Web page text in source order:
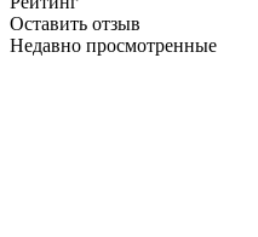
Оставить отзыв
Недавно просмотренные